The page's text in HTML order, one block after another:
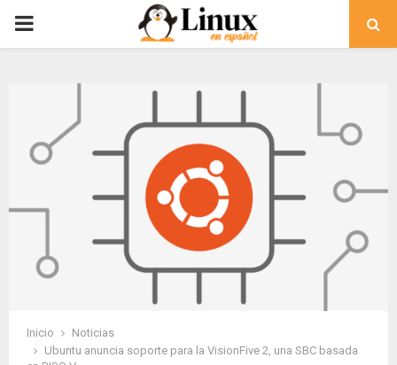
PRIMARY
Inicio
Noticias
Ubuntu anuncia soporte para la VisionFive 2, una SBC basada